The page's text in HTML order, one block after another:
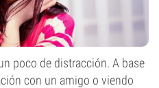
poco de distracción. A base
con un amigo o viendo